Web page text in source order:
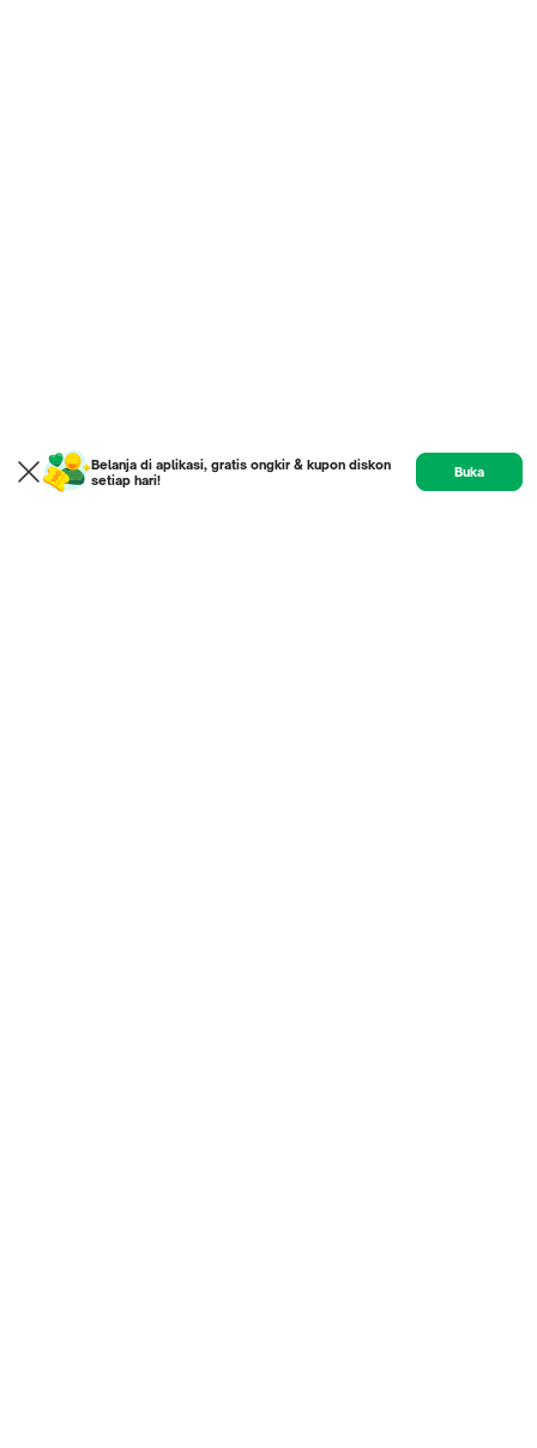
Belanja di aplikasi, gratis ongkir & kupon diskon
setiap hari!
Buka